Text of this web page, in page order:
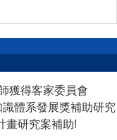
獲得客家委員會
識體系發展獎補助研究
畫研究案補助!